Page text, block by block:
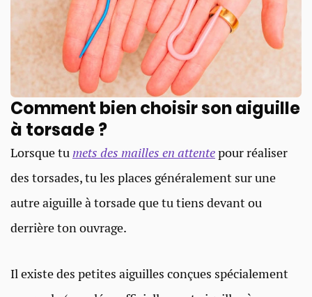
Comment bien choisir son aiguille
à torsade ?
Lorsque tu mets des mailles en attentepour réaliser
des torsades, tu les places généralement sur une
autre aiguille à torsade que tu tiens devant ou
derrière ton ouvrage.
Il existe des petites aiguilles conçues spécialement